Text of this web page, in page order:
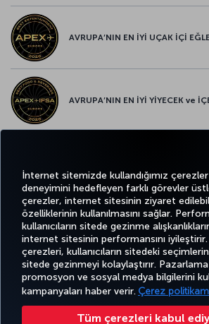
İnternet sitemizde kullandığımız çerezler
deneyimini hedefleyen farklı görevler
çerezler, internet sitesinin ziyaret
özelliklerinin kullanılmasını sağlar.
kullanıcıların sitede gezinme
internet sitesinin performansını
çerezleri, kullanıcıların sitedeki
sitede gezinmeyi kolaylaştırır.
promosyon ve sosyal medya bilgilerini
kampanyaları haber verir. Çerez
Tüm çerezleri kabul
AVRUPA’NIN EN İYİ UÇAK İÇİ
AVRUPA’NIN EN İYİ YİYECEK ve
TwitterFacebook
Instagram
Youtube
BİLET
YÖNET
FIRSATLAR
NOKTALARI
Bilgi Toplumu Hizmetleri Erişilebilirlik Gizlilik ve Çerez Politikası
Çerez Ayarlarını Değiştir
Türk Hava Yolları A.O. Her hakkı saklıdır. © 1996 - 2025 Türk Hava Yolları